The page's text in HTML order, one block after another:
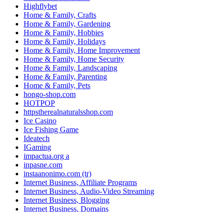
Highflybet
Home & Family, Crafts
Home & Family, Gardening
Home & Family, Hobbies
Home & Family, Holidays
Home & Family, Home Improvement
Home & Family, Home Security
Home & Family, Landscaping
Home & Family, Parenting
Home & Family, Pets
hongo-shop.com
HOTPOP
httpstherealnaturalsshop.com
Ice Casino
Ice Fishing Game
Ideatech
IGaming
impactua.org a
inpasne.com
instaanonimo.com (tr)
Internet Business, Affiliate Programs
Internet Business, Audio-Video Streaming
Internet Business, Blogging
Internet Business, Domains